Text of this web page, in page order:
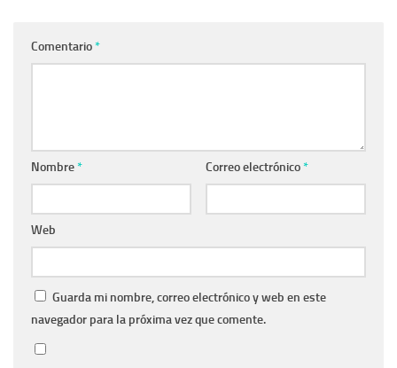
Comentario*
Nombre* Correo electrónico*
Web
Guarda mi nombre, correo electrónico y web en este
navegador para la próxima vez que comente.